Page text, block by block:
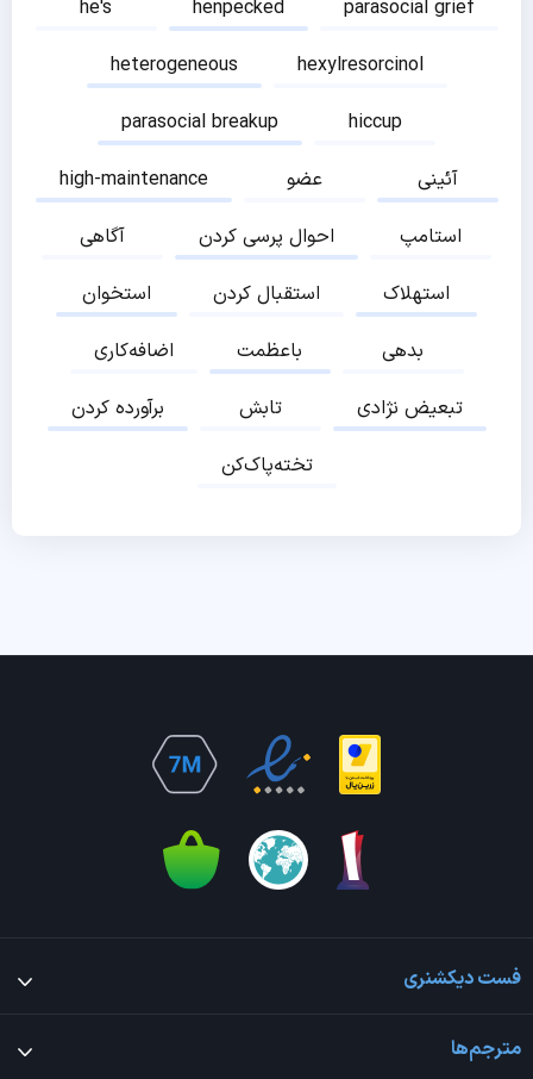
he's
henpecked
parasocial grief
heterogeneous
hexylresorcinol
parasocial breakup
hiccup
high-maintenance
عضو
آئینی
آگاهی
احوال پرسی کردن
استامپ
استخوان
استقبال کردن
استهلاک
اضافه‌کاری
باعظمت
بدهی
برآورده کردن
تابش
تبعیض نژادی
تخته‌پاک‌کن
فست دیکشنری
مترجم‌ها